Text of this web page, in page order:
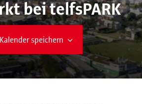
bei telfsPARK
Kalender speichern